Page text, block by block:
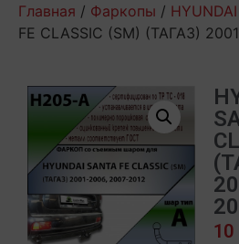
Главная / Фаркопы / HYUNDAI
FE CLASSIC (SM) (ТАГАЗ)
10